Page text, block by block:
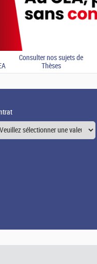
Consulter nos sujets de
Thèses